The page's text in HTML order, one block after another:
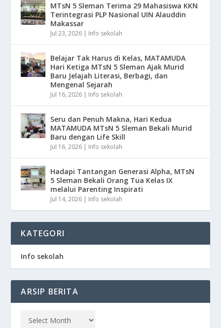
MTsN 5 Sleman Terima 29 Mahasiswa KKN
Terintegrasi PLP Nasional UIN Alauddin
Makassar
Jul 23, 2026 | Info sekolah
Belajar Tak Harus di Kelas, MATAMUDA
Hari Ketiga MTsN 5 Sleman Ajak Murid
Baru Jelajah Literasi, Berbagi, dan
Mengenal Sejarah
Jul 16, 2026 | Info sekolah
Seru dan Penuh Makna, Hari Kedua
MATAMUDA MTsN 5 Sleman Bekali Murid
Baru dengan Life Skill
Jul 16, 2026 | Info sekolah
Hadapi Tantangan Generasi Alpha, MTsN
5 Sleman Bekali Orang Tua Kelas IX
melalui Parenting Inspirati
Jul 14, 2026 | Info sekolah
KATEGORI
Info sekolah
ARSIP BERITA